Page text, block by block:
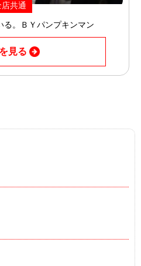
共通
る。ＢＹパンプキンマン
見る